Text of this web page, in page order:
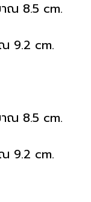
ณ 8.5 cm.
9.2 cm.
ณ 8.5 cm.
9.2 cm.